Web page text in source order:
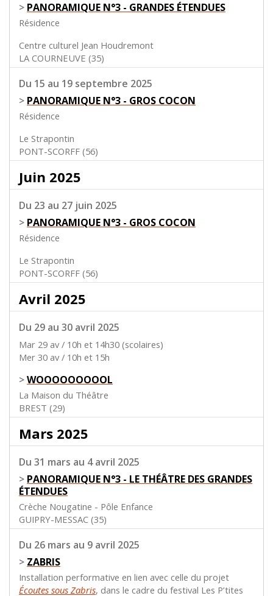
> PANORAMIQUE N°3 - GRANDES ÉTENDUES
Résidence
Centre culturel Jean Houdremont
LA COURNEUVE (35)
Du 15 au 19 septembre 2025
> PANORAMIQUE N°3 - GROS COCON
Résidence
Le Strapontin
PONT-SCORFF (56)
Juin 2025
Du 23 au 27 juin 2025
> PANORAMIQUE N°3 - GROS COCON
Résidence
Le Strapontin
PONT-SCORFF (56)
Avril 2025
Du 29 au 30 avril 2025
Mar 29 av / 10h et 14h30 (scolaires)
Mer 30 av / 10h et 15h
>WOOOOOOOOOL
La Maison du Théâtre
BREST (29)
Mars 2025
Du 31 mars au 4 avril 2025
> PANORAMIQUE N°3 - LE THÉÂTRE DES GRANDES
ÉTENDUES
Crèche Nougatine - Pôle Enfance
GUIPRY-MESSAC (35)
Du 26 mars au 9 avril 2025
> ZABRIS
Installation performative en lien avec celle du projet
Écoutes sous Zabris, dans le cadre du festival Les P’tites